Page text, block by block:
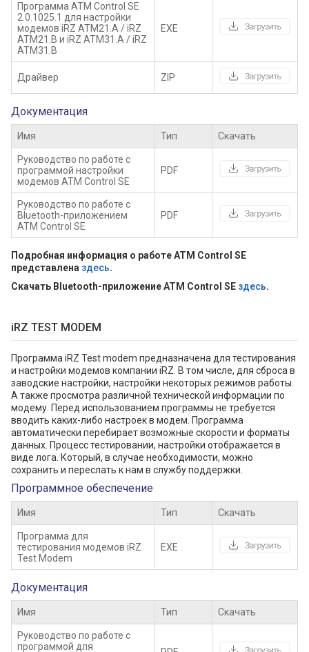
Программа ATM Control SE
2.0.1025.1 для настройки
модемов iRZ ATM21.А / iRZ
ATM21.B и iRZ ATM31.А / iRZ
ATM31.B
EXE
Драйвер ZIP
Документация
Имя Тип Скачать
Руководство по работе с
программой настройки
модемов ATM Control SE
PDF
Руководство по работе с
Bluetooth-приложением
ATM Control SE
PDF
Подробная информация о работе ATM Control SE
представлена здесь.
Скачать Bluetooth-приложение ATM Control SE здесь.
iRZ TEST MODEM
Программа iRZ Test modem предназначена для тестирования
и настройки модемов компании iRZ. В том числе, для сброса в
заводские настройки, настройки некоторых режимов работы.
А также просмотра различной технической информации по
модему. Перед использованием программы не требуется
вводить каких-либо настроек в модем. Программа
автоматически перебирает возможные скорости и форматы
данных. Процесс тестировании, настройки отображается в
виде лога. Который, в случае необходимости, можно
сохранить и переслать к нам в службу поддержки.
Программное обеспечение
Имя Тип Скачать
Программа для
тестирования модемов iRZ
Test Modem
EXE
Документация
Имя Тип Скачать
Руководство по работе с
программой для